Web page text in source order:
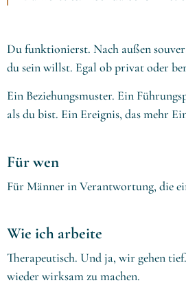
Du funktionierst. Nach außen
du sein willst. Egal ob privat oder
Ein Beziehungsmuster. Ein
als du bist. Ein Ereignis, das mehr
Für wen
Für Männer in Verantwortung, die
Wie ich arbeite
Therapeutisch. Und ja, wir gehen
wieder wirksam zu machen.